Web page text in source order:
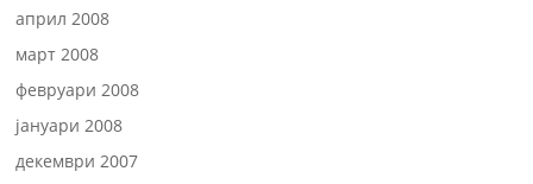
април 2008
март 2008
февруари 2008
јануари 2008
декември 2007